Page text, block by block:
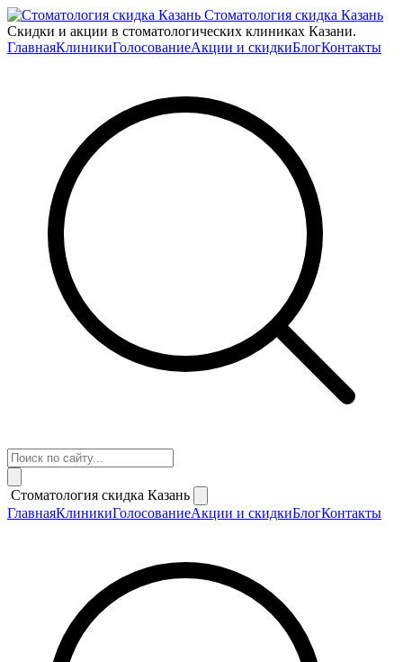
Стоматология скидка Казань
Скидки и акции в стоматологических клиниках Казани.
ГлавнаяКлиникиГолосованиеАкции и скидкиБлогКонтакты
Стоматология скидка Казань
ГлавнаяКлиникиГолосованиеАкции и скидкиБлогКонтакты